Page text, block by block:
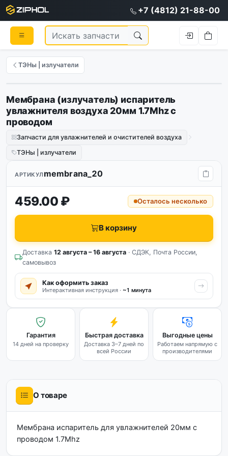
+7 (4812) 21-88-00
ТЭНы | излучатели
Мембрана (излучатель) испаритель
увлажнителя воздуха 20мм 1.7Mhz с
проводом
Запчасти для увлажнителей и очистителей воздуха
ТЭНы | излучатели
АРТИКУЛmembrana_20
459.00 ₽ Осталось несколько
В корзину
Доставка 12 августа – 16 августа · СДЭК, Почта России,
самовывоз
Как оформить заказ
Интерактивная инструкция · ~1 минута
Гарантия
14 дней на проверку
Быстрая доставка
Доставка 3–7 дней по
всей России
Выгодные цены
Работаем напрямую с
производителями
О товаре
Мембрана испаритель для увлажнителей 20мм с
проводом 1.7Mhz